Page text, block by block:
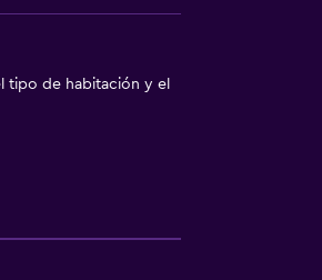
tipo de habitación y el